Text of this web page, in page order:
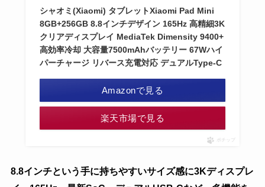
シャオミ(Xiaomi) タブレットXiaomi Pad Mini
8GB+256GB 8.8インチデザイン 165Hz 高精細3K
クリアディスプレイ MediaTek Dimensity 9400+
高効率冷却 大容量7500mAhバッテリー 67Wハイ
パーチャージ リバース充電対応 デュアルType-C
Amazonで見る
楽天市場で見る
ポチップ
8.8インチという手に持ちやすいサイズ感に3Kディスプレ